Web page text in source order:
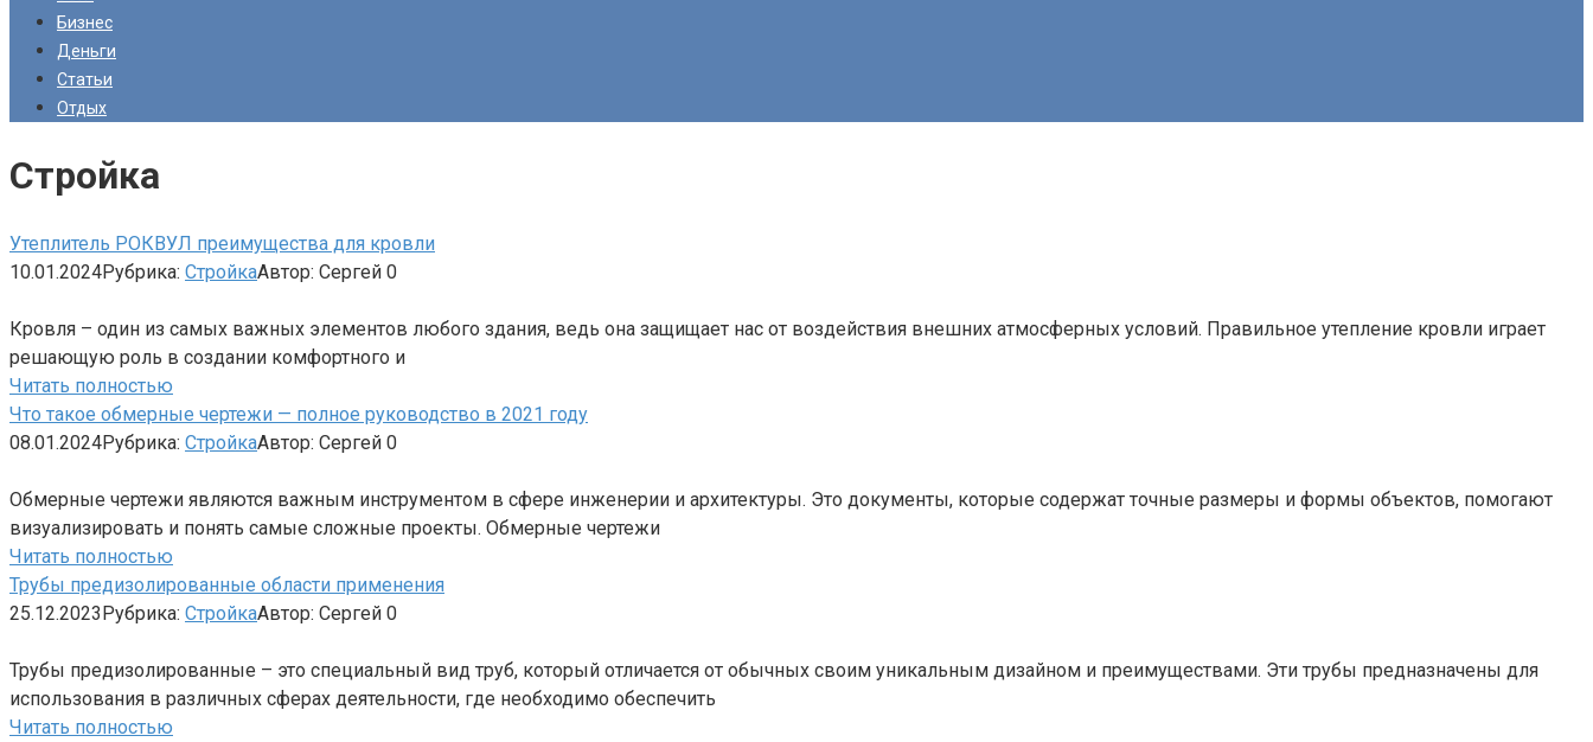
Бизнес
Деньги
Статьи
Отдых
Стройка
Утеплитель РОКВУЛ преимущества для кровли
10.01.2024Рубрика: СтройкаАвтор: Сергей 0
Кровля – один из самых важных элементов любого здания, ведь она защищает нас от воздействия внешних атмосферных условий. Правильное утепление кровли играет
решающую роль в создании комфортного и
Читать полностью
Что такое обмерные чертежи — полное руководство в 2021 году
08.01.2024Рубрика: СтройкаАвтор: Сергей 0
Обмерные чертежи являются важным инструментом в сфере инженерии и архитектуры. Это документы, которые содержат точные размеры и формы объектов, помогают
визуализировать и понять самые сложные проекты. Обмерные чертежи
Читать полностью
Трубы предизолированные области применения
25.12.2023Рубрика: СтройкаАвтор: Сергей 0
Трубы предизолированные – это специальный вид труб, который отличается от обычных своим уникальным дизайном и преимуществами. Эти трубы предназначены для
использования в различных сферах деятельности, где необходимо обеспечить
Читать полностью